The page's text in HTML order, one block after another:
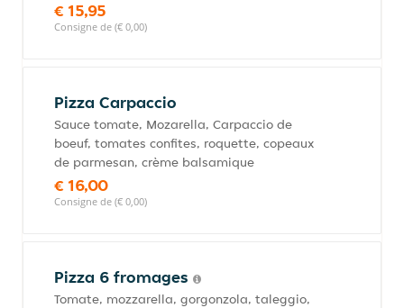
€ 15,95
Consigne de (€ 0,00)
Pizza Carpaccio
Sauce tomate, Mozarella, Carpaccio de
boeuf, tomates confites, roquette, copeaux
de parmesan, crème balsamique
€ 16,00
Consigne de (€ 0,00)
Pizza 6 fromages
Tomate, mozzarella, gorgonzola, taleggio,